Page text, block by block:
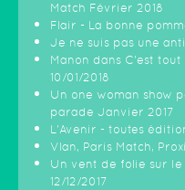
Match Février 2018
Flair - La bonne
Je ne suis pas une
Manon dans C'est tout
10/01/2018
Un one woman show
parade Janvier 2017
L'Avenir - toutes
Vlan, Paris Match,
Un vent de folie sur
12/12/2017